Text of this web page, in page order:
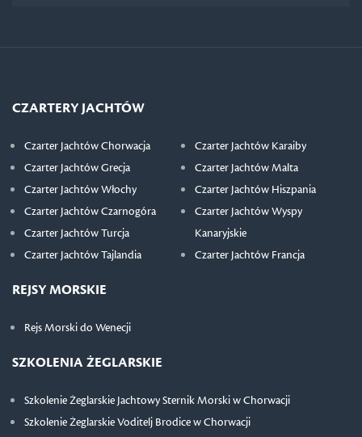
CZARTERY JACHTÓW
Czarter Jachtów Chorwacja
Czarter Jachtów Grecja
Czarter Jachtów Włochy
Czarter Jachtów Czarnogóra
Czarter Jachtów Turcja
Czarter Jachtów Tajlandia
Czarter Jachtów Karaiby
Czarter Jachtów Malta
Czarter Jachtów Hiszpania
Czarter Jachtów Wyspy
Kanaryjskie
Czarter Jachtów Francja
REJSY MORSKIE
Rejs Morski do Wenecji
SZKOLENIA ŻEGLARSKIE
Szkolenie Żeglarskie Jachtowy Sternik Morski w Chorwacji
Szkolenie Żeglarskie Voditelj Brodice w Chorwacji